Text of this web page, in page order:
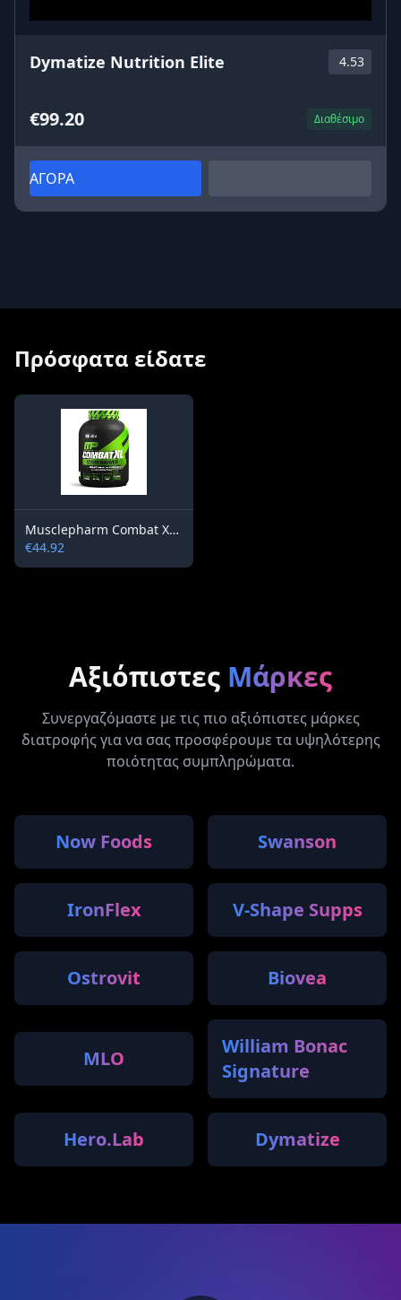
Dymatize Nutrition Elite 4.53
€99.20 Διαθέσιμο
ΑΓΟΡΑ
Πρόσφατα είδατε
Musclepharm Combat XL Gainer 6lb / 2722 g
€44.92
Αξιόπιστες Μάρκες
Συνεργαζόμαστε με τις πιο αξιόπιστες μάρκες
διατροφής για να σας προσφέρουμε τα υψηλότερης
ποιότητας συμπληρώματα.
Now Foods Swanson
IronFlex V-Shape Supps
Ostrovit Biovea
MLO
William Bonac
Signature
Hero.Lab Dymatize